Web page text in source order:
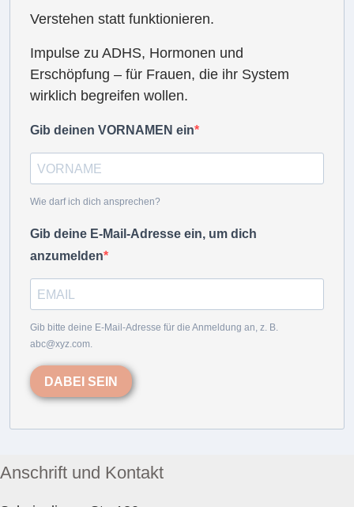
Verstehen statt funktionieren.
Impulse zu ADHS, Hormonen und
Erschöpfung – für Frauen, die ihr System
wirklich begreifen wollen.
Gib deinen VORNAMEN ein
Wie darf ich dich ansprechen?
Gib deine E-Mail-Adresse ein, um dich
anzumelden
Gib bitte deine E-Mail-Adresse für die Anmeldung an, z. B.
abc@xyz.com.
DABEI SEIN
Anschrift und Kontakt